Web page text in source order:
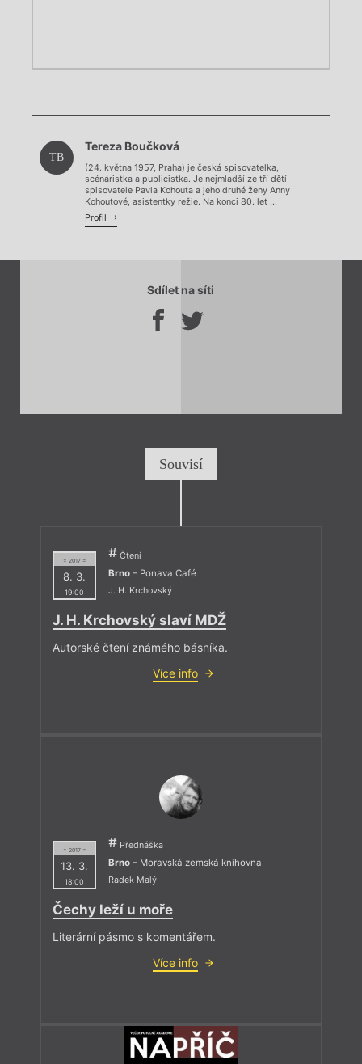
Načítá se.
Chviličku.
Načítá se.
TB
Tereza Boučková
(24. května 1957, Praha) je česká spisovatelka,
scénáristka a publicistka. Je nejmladší ze tří dětí
spisovatele Pavla Kohouta a jeho druhé ženy Anny
Kohoutové, asistentky režie. Na konci 80. let ...
Profil
Sdílet na síti
Souvisí
= 2017 =
8. 3.
19:00
Čtení
Brno – Ponava Café
J. H. Krchovský
J. H. Krchovský slaví MDŽ
Autorské čtení známého básníka.
Více info
= 2017 =
13. 3.
18:00
Přednáška
Brno – Moravská zemská knihovna
Radek Malý
Čechy leží u moře
Literární pásmo s komentářem.
Více info